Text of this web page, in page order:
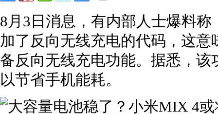
8月3日消息，有内部人士爆料
加了反向无线充电的代码，这
备反向无线充电功能。据悉，
以节省手机能耗。